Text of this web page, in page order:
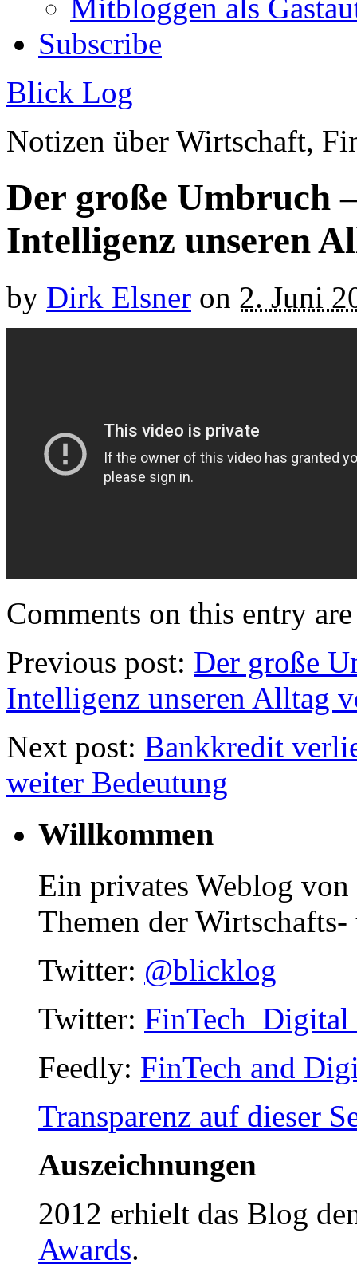
Mitbloggen als
Subscribe
Blick Log
Notizen über Wirtschaft,
Der große Umbruch
Intelligenz unseren
by Dirk Elsner on 2. Juni
Comments on this entry
Previous post: Der große
Intelligenz unseren Alltag
Next post: Bankkredit
weiter Bedeutung
Willkommen
Ein privates Weblog von
Themen der
Twitter: @blicklog
Twitter: FinTech_Digital
Feedly: FinTech and
Transparenz auf dieser
Auszeichnungen
2012 erhielt das Blog
Awards.